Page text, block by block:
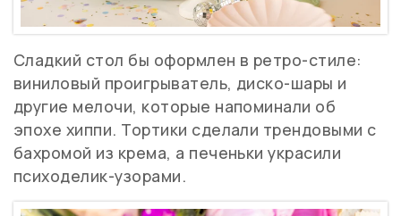
Сладкий стол бы оформлен в ретро-стиле:
виниловый проигрыватель, диско-шары и
другие мелочи, которые напоминали об
эпохе хиппи. Тортики сделали трендовыми с
бахромой из крема, а печеньки украсили
психоделик-узорами.